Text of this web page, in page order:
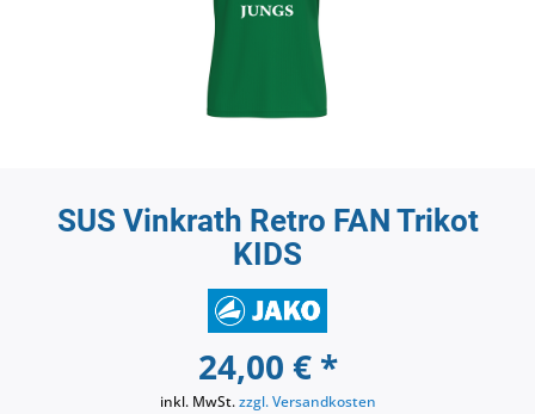
SUS Vinkrath Retro FAN Trikot
KIDS
24,00 € *
inkl. MwSt.zzgl. Versandkosten